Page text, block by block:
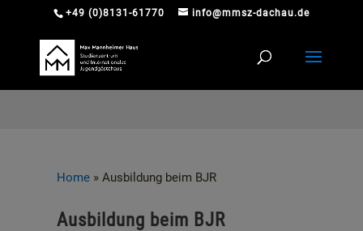
+49 (0)8131-61770 info@mmsz-dachau.de
Home » Ausbildung beim BJR
Ausbildung beim BJR